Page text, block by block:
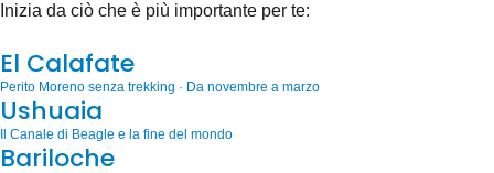
Inizia da ciò che è più importante per te:
El Calafate
Perito Moreno senza trekking · Da novembre a marzo
Ushuaia
Il Canale di Beagle e la fine del mondo
Bariloche